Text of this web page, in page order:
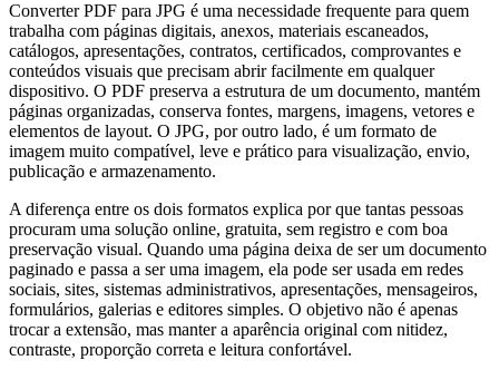
Converter PDF para JPG é uma necessidade frequente para quem
trabalha com páginas digitais, anexos, materiais escaneados,
catálogos, apresentações, contratos, certificados, comprovantes e
conteúdos visuais que precisam abrir facilmente em qualquer
dispositivo. O PDF preserva a estrutura de um documento, mantém
páginas organizadas, conserva fontes, margens, imagens, vetores e
elementos de layout. O JPG, por outro lado, é um formato de
imagem muito compatível, leve e prático para visualização, envio,
publicação e armazenamento.
A diferença entre os dois formatos explica por que tantas pessoas
procuram uma solução online, gratuita, sem registro e com boa
preservação visual. Quando uma página deixa de ser um documento
paginado e passa a ser uma imagem, ela pode ser usada em redes
sociais, sites, sistemas administrativos, apresentações, mensageiros,
formulários, galerias e editores simples. O objetivo não é apenas
trocar a extensão, mas manter a aparência original com nitidez,
contraste, proporção correta e leitura confortável.